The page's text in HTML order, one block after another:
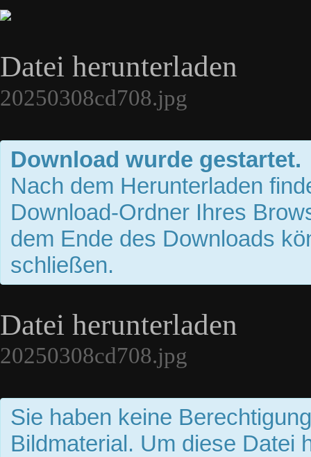
Datei herunterladen
20250308cd708.jpg
Download wurde gestartet.
Nach dem Herunterladen
Download-Ordner Ihres
dem Ende des Downloads
schließen.
Datei herunterladen
20250308cd708.jpg
Sie haben keine
Bildmaterial. Um diese Datei